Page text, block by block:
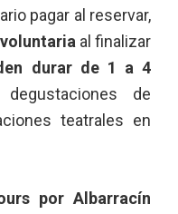
pagar al reservar,
al finalizar
durar de 1 a 4
de
teatrales en
por Albarracín